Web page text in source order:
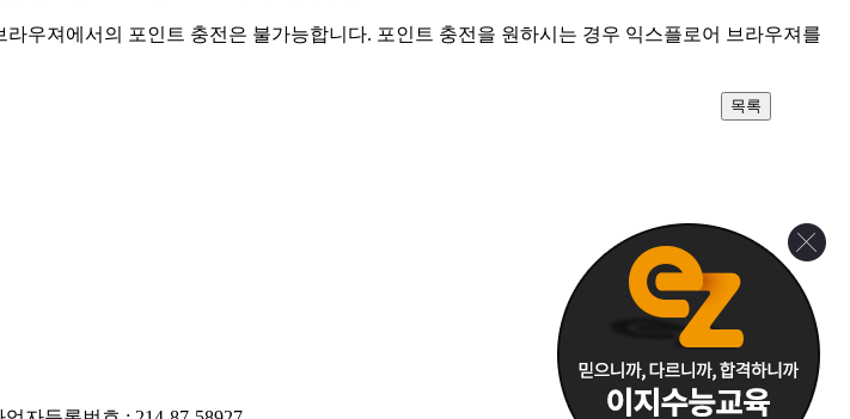
우져에서의 포인트 충전은 불가능합니다. 포인트 충전을 원하시는 경우 익스플로어 브라우져를
목록